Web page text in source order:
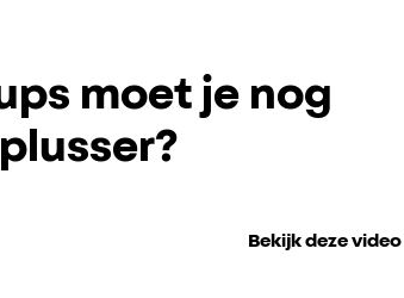
moet je nog
Bekijk deze video